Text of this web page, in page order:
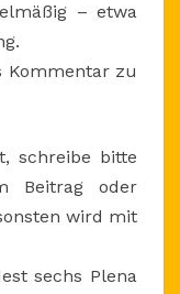
– etwa
Kommentar zu
schreibe bitte
Beitrag oder
wird mit
sechs Plena